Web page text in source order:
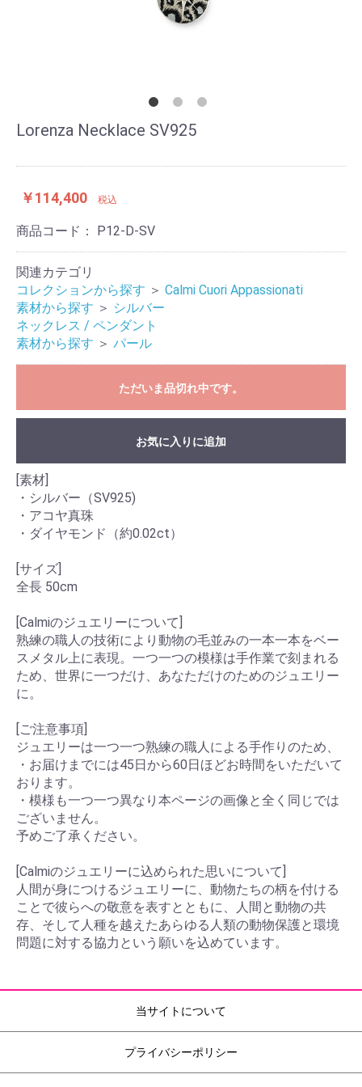
Lorenza Necklace SV925
￥114,400 税込
商品コード： P12-D-SV
関連カテゴリ
コレクションから探す ＞ Calmi Cuori Appassionati
素材から探す ＞ シルバー
ネックレス / ペンダント
素材から探す ＞ パール
ただいま品切れ中です。
お気に入りに追加
[素材]
・シルバー（SV925)
・アコヤ真珠
・ダイヤモンド（約0.02ct）
[サイズ]
全長 50cm
[Calmiのジュエリーについて]
熟練の職人の技術により動物の毛並みの一本一本をベー
スメタル上に表現。一つ一つの模様は手作業で刻まれる
ため、世界に一つだけ、あなただけのためのジュエリー
に。
[ご注意事項]
ジュエリーは一つ一つ熟練の職人による手作りのため、
・お届けまでには45日から60日ほどお時間をいただいて
おります。
・模様も一つ一つ異なり本ページの画像と全く同じでは
ございません。
予めご了承ください。
[Calmiのジュエリーに込められた思いについて]
人間が身につけるジュエリーに、動物たちの柄を付ける
ことで彼らへの敬意を表すとともに、人間と動物の共
存、そして人種を越えたあらゆる人類の動物保護と環境
問題に対する協力という願いを込めています。
当サイトについて
プライバシーポリシー